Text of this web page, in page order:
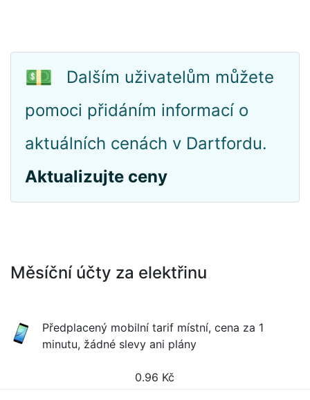
💵
Dalším uživatelům můžete
pomoci přidáním informací o
aktuálních cenách v Dartfordu.
Aktualizujte ceny
Měsíční účty za elektřinu
Předplacený mobilní tarif místní, cena za 1
minutu, žádné slevy ani plány
0.96 Kč